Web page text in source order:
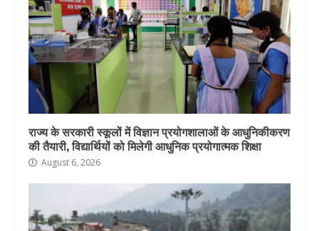
राज्य के सरकारी स्कूलों में विज्ञान प्रयोगशालाओं के आधुनिकीकरण
की तैयारी, विद्यार्थियों को मिलेगी आधुनिक प्रयोगात्मक शिक्षा
August 6, 2026